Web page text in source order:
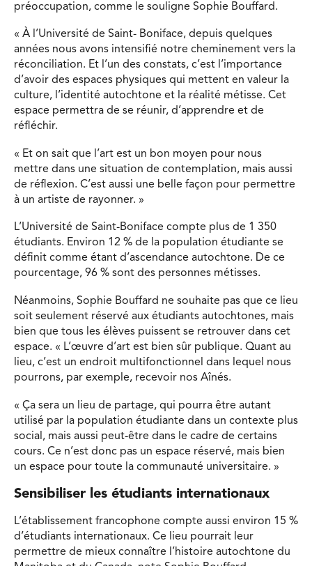
préoccupation, comme le souligne Sophie Bouffard.
« À l’Université de Saint- Boniface, depuis quelques
années nous avons intensifié notre cheminement vers la
réconciliation. Et l’un des constats, c’est l’importance
d’avoir des espaces physiques qui mettent en valeur la
culture, l’identité autochtone et la réalité métisse. Cet
espace permettra de se réunir, d’apprendre et de
réfléchir.
« Et on sait que l’art est un bon moyen pour nous
mettre dans une situation de contemplation, mais aussi
de réflexion. C’est aussi une belle façon pour permettre
à un artiste de rayonner. »
L’Université de Saint-Boniface compte plus de 1 350
étudiants. Environ 12 % de la population étudiante se
définit comme étant d’ascendance autochtone. De ce
pourcentage, 96 % sont des personnes métisses.
Néanmoins, Sophie Bouffard ne souhaite pas que ce lieu
soit seulement réservé aux étudiants autochtones, mais
bien que tous les élèves puissent se retrouver dans cet
espace. « L’œuvre d’art est bien sûr publique. Quant au
lieu, c’est un endroit multifonctionnel dans lequel nous
pourrons, par exemple, recevoir nos Aînés.
« Ça sera un lieu de partage, qui pourra être autant
utilisé par la population étudiante dans un contexte plus
social, mais aussi peut-être dans le cadre de certains
cours. Ce n’est donc pas un espace réservé, mais bien
un espace pour toute la communauté universitaire. »
Sensibiliser les étudiants internationaux
L’établissement francophone compte aussi environ 15 %
d’étudiants internationaux. Ce lieu pourrait leur
permettre de mieux connaître l’histoire autochtone du